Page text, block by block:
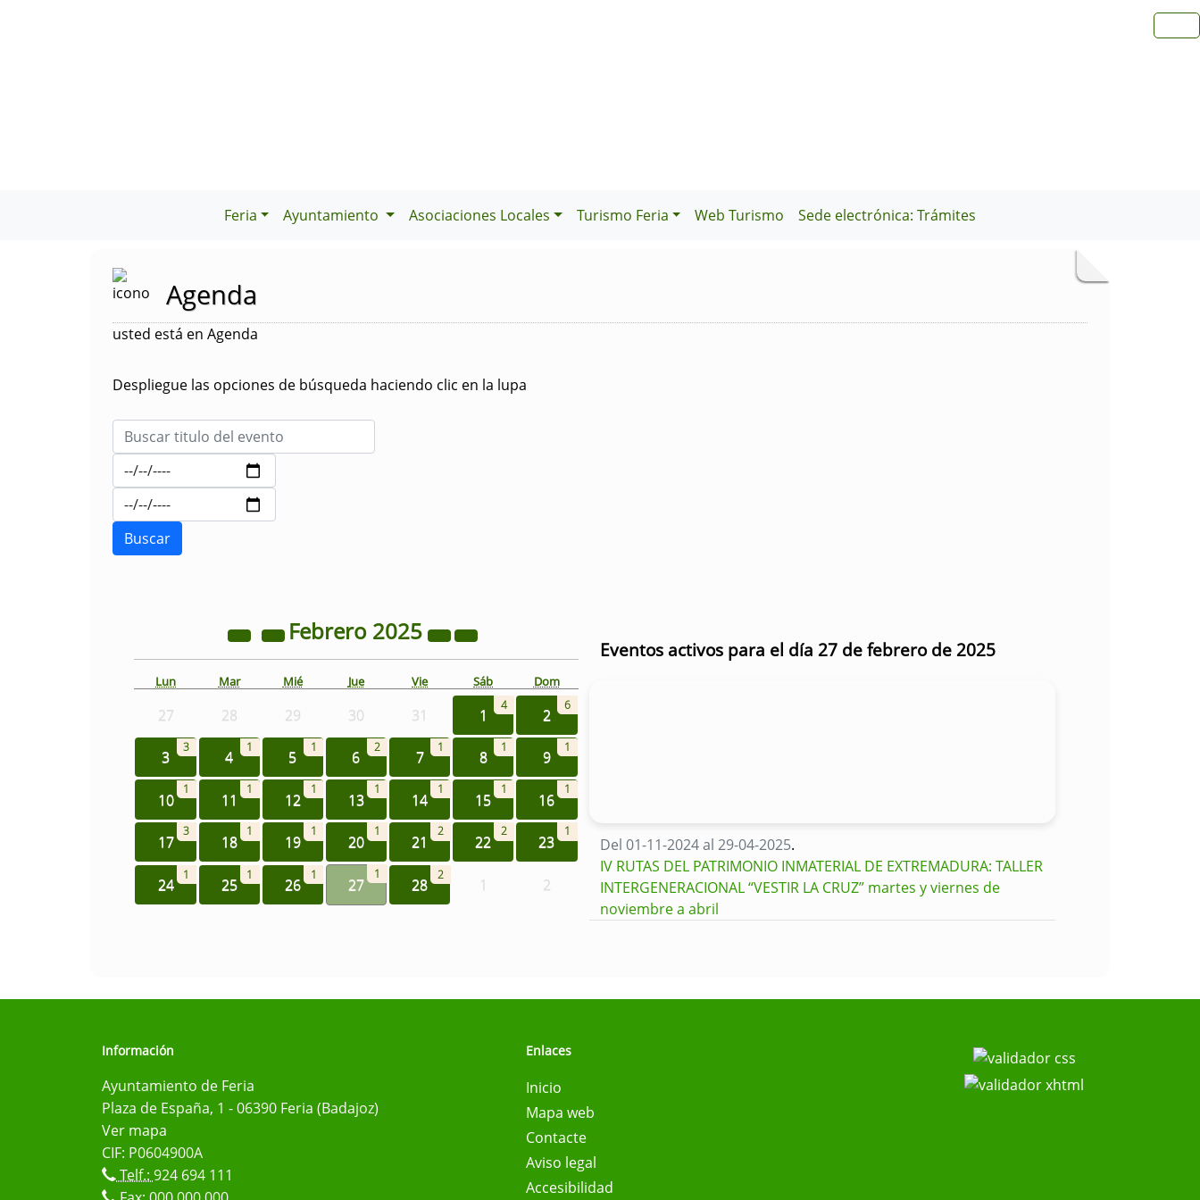
Feria Ayuntamiento Asociaciones Locales Turismo Feria Web Turismo Sede electrónica: Trámites
Agenda
usted está en Agenda
Despliegue las opciones de búsqueda haciendo clic en la lupa
Febrero 2025
Lun Mar Mié Jue Vie Sáb Dom
27 28 29 30 31 1
4
2
6
3
3
4
1
5
1
6
2
7
1
8
1
9
1
10
1
11
1
12
1
13
1
14
1
15
1
16
1
17
3
18
1
19
1
20
1
21
2
22
2
23
1
24
1
25
1
26
1
27
1
28
2
1 2
Eventos activos para el día 27 de febrero de 2025
Del 01-11-2024 al 29-04-2025.
IV RUTAS DEL PATRIMONIO INMATERIAL DE EXTREMADURA: TALLER
INTERGENERACIONAL “VESTIR LA CRUZ” martes y viernes de
noviembre a abril
Información
Ayuntamiento de Feria
Plaza de España, 1 - 06390 Feria (Badajoz)
Ver mapa
CIF: P0604900A
Telf.: 924 694 111
Enlaces
Inicio
Mapa web
Contacte
Aviso legal
Accesibilidad